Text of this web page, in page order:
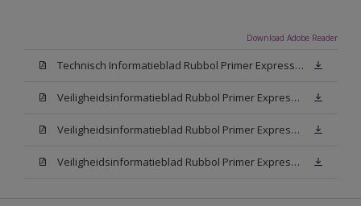
Download Adobe Reader
Technisch Informatieblad Rubbol Primer Express (PDF)
Veiligheidsinformatieblad Rubbol Primer Express White (MSDS)
Veiligheidsinformatieblad Rubbol Primer Express W05 (MSDS)
Veiligheidsinformatieblad Rubbol Primer Express N00 (MSDS)